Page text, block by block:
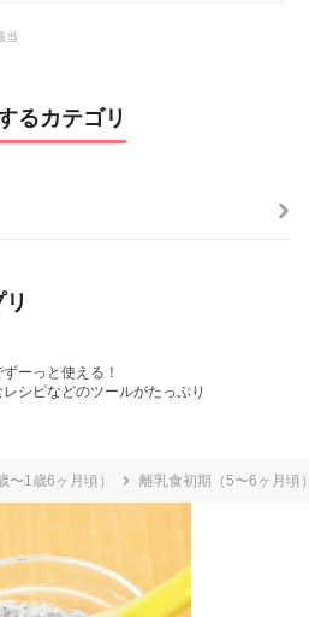
当
るカテゴリ
ーっと使える！
シピなどのツールがたっぷり
〜1歳6ヶ月頃） 離乳食初期（5〜6ヶ月頃